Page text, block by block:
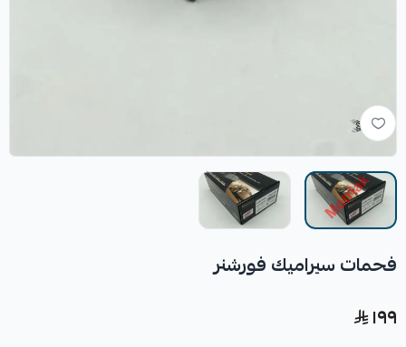
فحمات سيراميك فورشنر
١٩٩